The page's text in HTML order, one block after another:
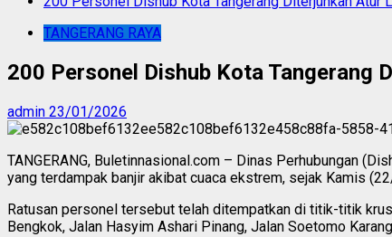
TANGERANG RAYA
200 Personel Dishub Kota Tangerang
admin 23/01/2026
TANGERANG, Buletinnasional.com – Dinas Perhubungan
yang terdampak banjir akibat cuaca ekstrem, sejak Kamis
Ratusan personel tersebut telah ditempatkan di titik-titik
Bengkok, Jalan Hasyim Ashari Pinang, Jalan Soetomo